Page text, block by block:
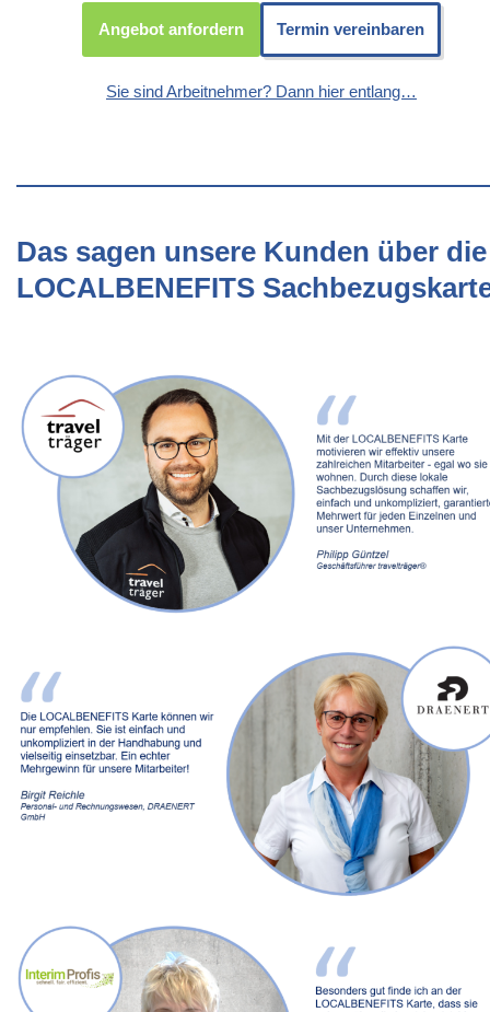
Angebot anfordern Termin vereinbaren
Sie sind Arbeitnehmer? Dann hier entlang…
Das sagen unsere Kunden über die
LOCALBENEFITS